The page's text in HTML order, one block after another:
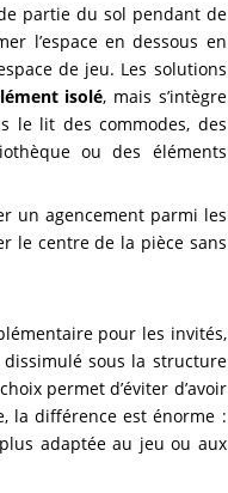
partie du sol pendant de
l’espace en dessous en
de jeu. Les solutions
isolé, mais s’intègre
le lit des commodes, des
ou des éléments
un agencement parmi les
le centre de la pièce sans
pour les invités,
sous la structure
permet d’éviter d’avoir
la différence est énorme :
adaptée au jeu ou aux